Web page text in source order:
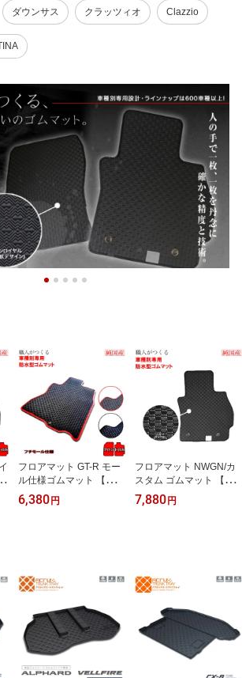
ダウンサス クラッツィオ Clazzio
フロアマット GT-R モー
ル仕様ゴムマット 【運転
席・助手席】【国産 ラバ
ーマット 車 防水 砂 汚れ
6,380 円
フロアマット NWGN/カ
スタム ゴムマット 【国
産 ラバーマット 車 防水
砂 汚れ防止 滑り止め オ
7,880 円